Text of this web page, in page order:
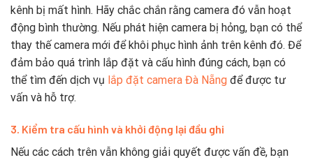
kênh bị mất hình. Hãy chắc chắn rằng camera đó vẫn hoạt
động bình thường. Nếu phát hiện camera bị hỏng, bạn có thể
thay thế camera mới để khôi phục hình ảnh trên kênh đó. Để
đảm bảo quá trình lắp đặt và cấu hình đúng cách, bạn có
thể tìm đến dịch vụ lắp đặt camera Đà Nẵng để được tư
vấn và hỗ trợ.
3. Kiểm tra cấu hình và khởi động lại đầu ghi
Nếu các cách trên vẫn không giải quyết được vấn đề, bạn